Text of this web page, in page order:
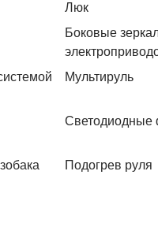
Люк
Боковые
Мультируль
Светодиодные
Подогрев руля